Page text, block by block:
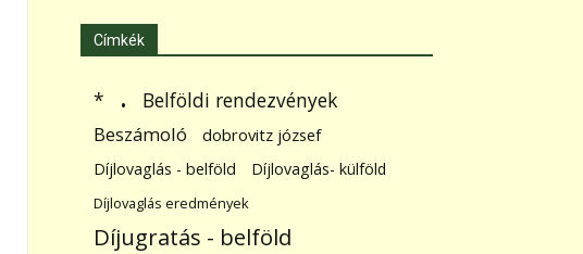
Címkék
* . Belföldi rendezvények
Beszámoló dobrovitz józsef
Díjlovaglás - belföld Díjlovaglás- külföld
Díjlovaglás eredmények
Díjugratás - belföld